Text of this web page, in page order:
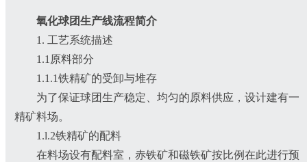
氧化球团生产线流程简介
1. 工艺系统描述
1.1原料部分
1.1.1铁精矿的受卸与堆存
为了保证球团生产稳定、均匀的原料供应，设计建有一
精矿料场。
1.l.2铁精矿的配料
在料场设有配料室，赤铁矿和磁铁矿按比例在此进行预